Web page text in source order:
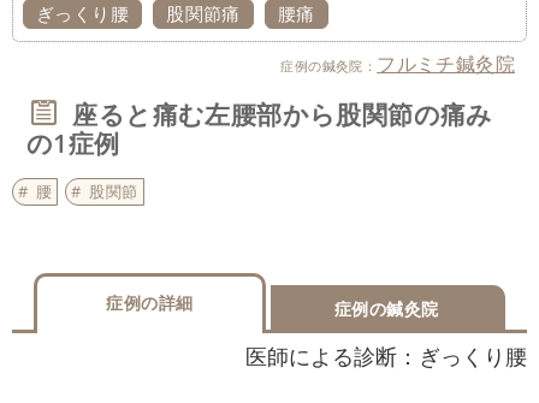
ぎっくり腰 股関節痛 腰痛
症例の鍼灸院： フルミチ鍼灸院
座ると痛む左腰部から股関節の痛み
の1症例
腰 股関節
症例の詳細 症例の鍼灸院
医師による診断：ぎっくり腰